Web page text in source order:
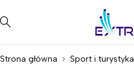
Strona główna Sport i turystyka